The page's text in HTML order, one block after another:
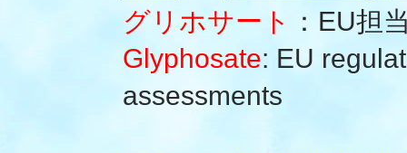
グリホサート
：EU担
Glyphosate: EU
assessments